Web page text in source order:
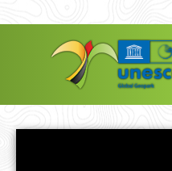
VIEW IN